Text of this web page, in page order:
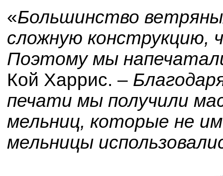
«Большинство
сложную конструкцию,
Поэтому мы
Кой Харрис. –
печати мы получили
мельниц, которые не
мельницы